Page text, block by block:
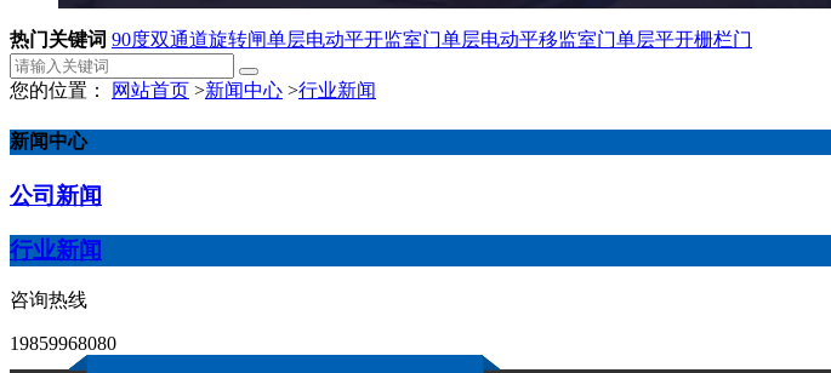
热门关键词 90度双通道旋转闸单层电动平开监室门单层电动平移监室门单层平开栅栏门
您的位置： 网站首页 >新闻中心 >行业新闻
新闻中心
公司新闻
行业新闻
咨询热线
19859968080